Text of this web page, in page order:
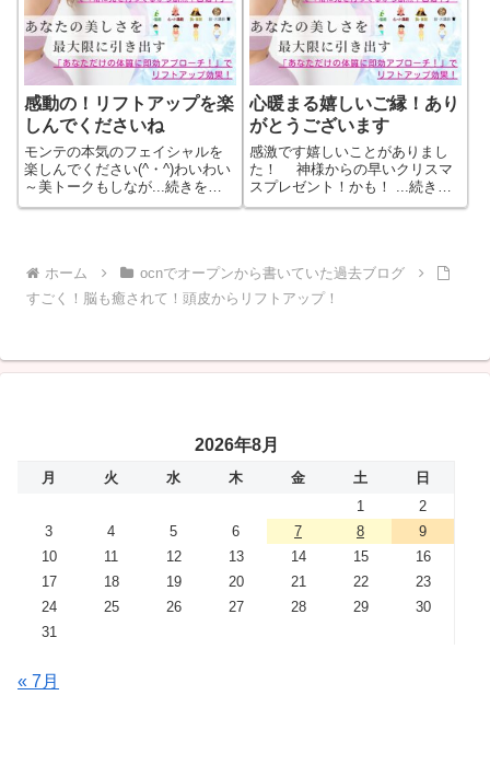
感動の！リフトアップを楽
しんでくださいね
モンテの本気のフェイシャルを
楽しんでください(^・^)わいわい
～美トークもしなが...続きをも
っと見る
心暖まる嬉しいご縁！あり
がとうございます
感激です嬉しいことがありまし
た！ 神様からの早いクリスマ
スプレゼント！かも！ ...続きを
もっと見る
ホーム
ocnでオープンから書いていた過去ブログ
すごく！脳も癒されて！頭皮からリフトアップ！
2026年8月
月 火 水 木 金 土
日
1
2
3
4 5 6 7 8
9
10
11 12 13 14 15
16
17
18 19 20 21 22
23
24
25 26 27 28 29
30
31
« 7月